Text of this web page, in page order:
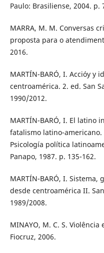
Paulo: Brasiliense, 2004. p.
MARRA, M. M. Conversas
proposta para o
2016.
MARTÍN-BARÓ, I. Accióy y
centroamérica. 2. ed. San
1990/2012.
MARTÍN-BARÓ, I. El latino
fatalismo latino-americano.
Psicología política
Panapo, 1987. p. 135-162.
MARTÍN-BARÓ, I.
desde centroamérica II.
1989/2008.
MINAYO, M. C. S.
Fiocruz, 2006.